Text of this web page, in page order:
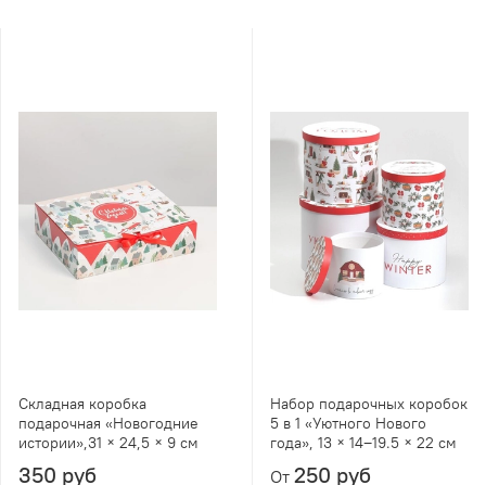
Складная коробка
подарочная «Новогодние
истории»,31 × 24,5 × 9 см
350 руб
Набор подарочных коробок
5 в 1 «Уютного Нового
года», 13 × 14‒19.5 × 22 см
От 250 руб